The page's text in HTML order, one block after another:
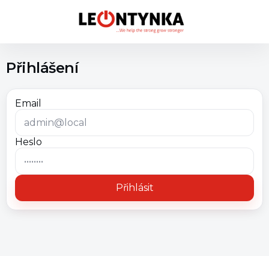
Přihlášení
Email
Heslo
Přihlásit